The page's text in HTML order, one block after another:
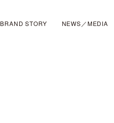
BRAND STORY NEWS／MEDIA